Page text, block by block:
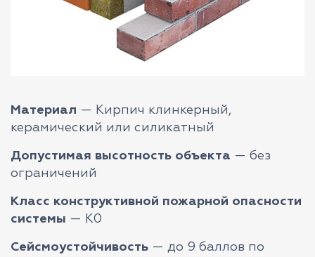
Материал — Кирпич клинкерный,
керамический или силикатный
Допустимая высотность объекта — без
ограничений
Класс конструктивной пожарной опасности
системы — К0
Сейсмоустойчивость — до 9 баллов по